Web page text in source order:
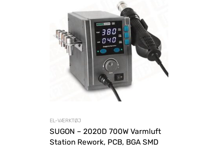
EL-VÆRKTØJ
SUGON – 2020D 700W Varmluft
Station Rework, PCB, BGA SMD